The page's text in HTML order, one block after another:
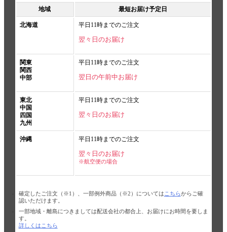
地域 最短お届け予定日
北海道 平日11時までのご注文
翌々日のお届け
関東
関西
中部
平日11時までのご注文
翌日の午前中お届け
東北
中国
四国
九州
平日11時までのご注文
翌々日のお届け
沖縄 平日11時までのご注文
翌々日のお届け
※航空便の場合
確定したご注文（※1）、一部例外商品（※2）については こちらからご確
認いただけます。
一部地域・離島につきましては配送会社の都合上、お届けにお時間を要しま
す。
詳しくはこちら